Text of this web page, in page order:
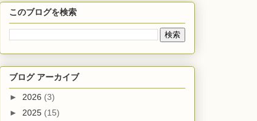
このブログを検索
ブログ アーカイブ
► 2026 (3)
► 2025 (15)